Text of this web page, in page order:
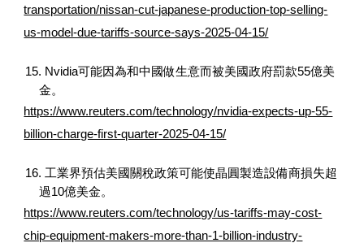
transportation/nissan-cut-japanese-production-top-selling-
us-model-due-tariffs-source-says-2025-04-15/
15. Nvidia可能因為和中國做生意而被美國政府罰款55億美
金。
https://www.reuters.com/technology/nvidia-expects-up-55-
billion-charge-first-quarter-2025-04-15/
16. 工業界預估美國關稅政策可能使晶圓製造設備商損失超
過10億美金。
https://www.reuters.com/technology/us-tariffs-may-cost-
chip-equipment-makers-more-than-1-billion-industry-